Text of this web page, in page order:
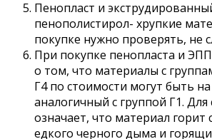
Пенопласт и
пенополистирол- хрупкие
покупке нужно проверять, не
При покупке пенопласта и
о том, что материалы с
Г4 по стоимости могут быть
аналогичный с группой Г1. Для
означает, что материал горит
едкого черного дыма и